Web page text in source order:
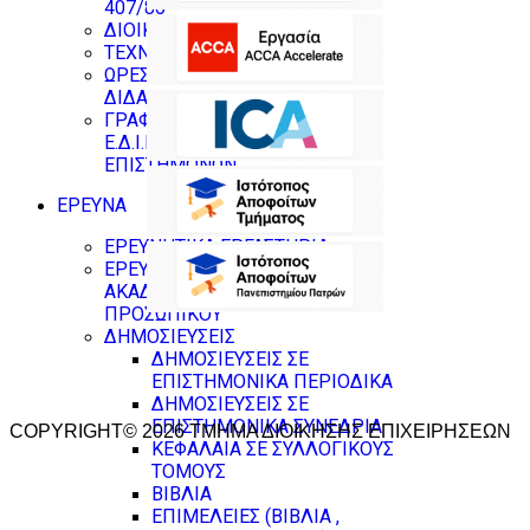
407/80
ΔΙΟΙΚΗΤΙΚΟ ΠΡΟΣΩΠΙΚΟ
ΤΕΧΝΙΚΟΙ ΥΠΕΥΘΥΝΟΙ
ΩΡΕΣ ΓΡΑΦΕΙΟΥ
ΔΙΔΑΣΚΟΝΤΩΝ
ΓΡΑΦΕΙΑ ΜΕΛΩΝ Δ.Ε.Π ,
Ε.Δ.Ι.Π & ΝΕΩΝ
ΕΠΙΣΤΗΜΟΝΩΝ
ΕΡΕΥΝΑ
ΕΡΕΥΝΗΤΙΚΑ ΕΡΓΑΣΤΗΡΙΑ
ΕΡΕΥΝΗΤΙΚΟ ΠΡΟΦΙΛ
ΑΚΑΔΗΜΑΪΚΟΥ
ΠΡΟΣΩΠΙΚΟΥ
ΔΗΜΟΣΙΕΥΣΕΙΣ
ΔΗΜΟΣΙΕΥΣΕΙΣ ΣΕ
ΕΠΙΣΤΗΜΟΝΙΚΑ ΠΕΡΙΟΔΙΚΑ
ΔΗΜΟΣΙΕΥΣΕΙΣ ΣΕ
ΕΠΙΣΤΗΜΟΝΙΚΑ ΣΥΝΕΔΡΙΑ
ΚΕΦΑΛΑΙΑ ΣΕ ΣΥΛΛΟΓΙΚΟΥΣ
ΤΟΜΟΥΣ
ΒΙΒΛΙΑ
ΕΠΙΜΕΛΕΙΕΣ (ΒΙΒΛΙΑ ,
COPYRIGHT© 2026 ΤΜΗΜΑ ΔΙΟΙΚΗΣΗΣ ΕΠΙΧΕΙΡΗΣΕΩΝ